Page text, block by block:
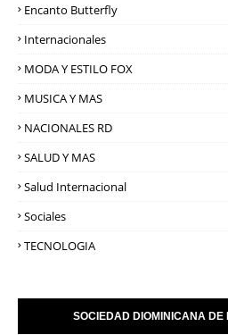
Encanto Butterfly
Internacionales
MODA Y ESTILO FOX
MUSICA Y MAS
NACIONALES RD
SALUD Y MAS
Salud Internacional
Sociales
TECNOLOGIA
SOCIEDAD DIOMINICANA DE